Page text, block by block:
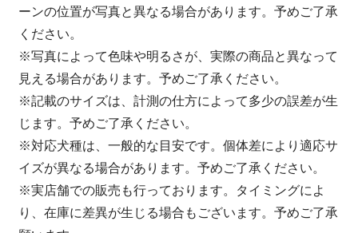
ーンの位置が写真と異なる場合があります。予めご了承
ください。
※写真によって色味や明るさが、実際の商品と異なって
見える場合があります。予めご了承ください。
※記載のサイズは、計測の仕方によって多少の誤差が生
じます。予めご了承ください。
※対応犬種は、一般的な目安です。個体差により適応サ
イズが異なる場合があります。予めご了承ください。
※実店舗での販売も行っております。タイミングによ
り、在庫に差異が生じる場合もございます。予めご了承